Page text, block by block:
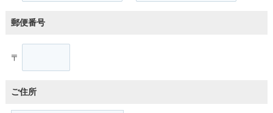
郵便番号
〒
ご住所